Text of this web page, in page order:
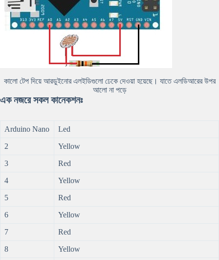
কালো টেপ দিয়ে আরডুইনোর এলইডিগুলো ঢেকে দেওয়া হয়েছে। যাতে এলডিআরের উপর
আলো না পড়ে
এক নজরে সকল কানেকশনঃ
Arduino Nano Led
2 Yellow
3 Red
4 Yellow
5 Red
6 Yellow
7 Red
8 Yellow